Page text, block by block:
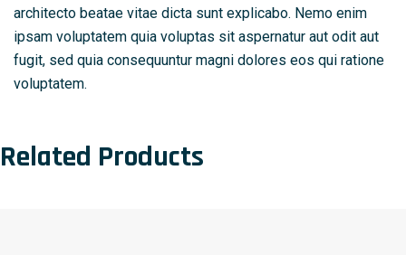
architecto beatae vitae dicta sunt explicabo. Nemo enim
ipsam voluptatem quia voluptas sit aspernatur aut odit aut
fugit, sed quia consequuntur magni dolores eos qui ratione
voluptatem.
Related Products